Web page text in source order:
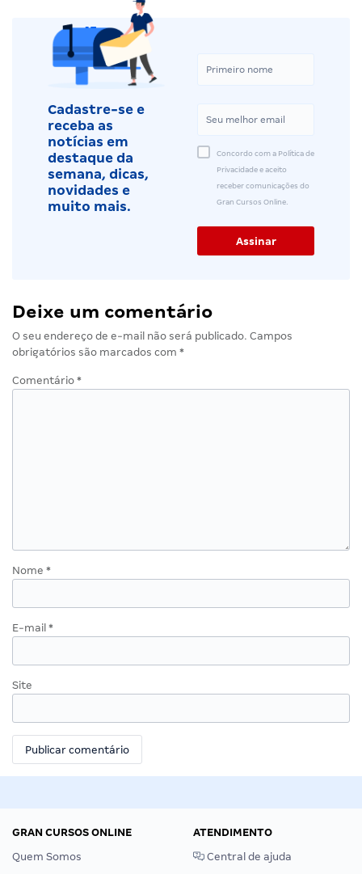
Cadastre-se e
receba as
notícias em
destaque da
semana, dicas,
novidades e
muito mais.
Concordo com a Política de
Privacidade e aceito
receber comunicações do
Gran Cursos Online.
Deixe um comentário
O seu endereço de e-mail não será publicado. Campos
obrigatórios são marcados com *
Comentário *
Nome *
E-mail *
Site
GRAN CURSOS ONLINE
Quem Somos
ATENDIMENTO
Central de ajuda